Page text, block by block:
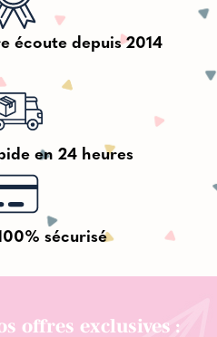
écoute depuis 2014
en 24 heures
sécurisé
offres exclusives :